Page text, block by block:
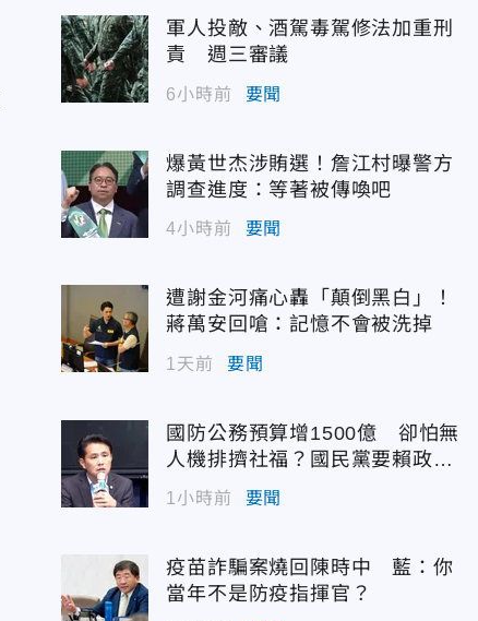
軍人投敵、酒駕毒駕修法加重刑
責 週三審議
6小時前 要聞
爆黃世杰涉賄選！詹江村曝警方
調查進度：等著被傳喚吧
4小時前 要聞
遭謝金河痛心轟「顛倒黑白」！
蔣萬安回嗆：記憶不會被洗掉
1天前 要聞
國防公務預算增1500億 卻怕無
人機排擠社福？國民黨要賴政府
說實話
1小時前 要聞
疫苗詐騙案燒回陳時中 藍：你
當年不是防疫指揮官？